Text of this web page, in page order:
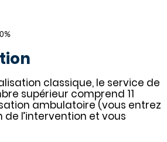
classique, le service de
supérieur comprend 11
ambulatoire (vous entrez
de l’intervention et vous